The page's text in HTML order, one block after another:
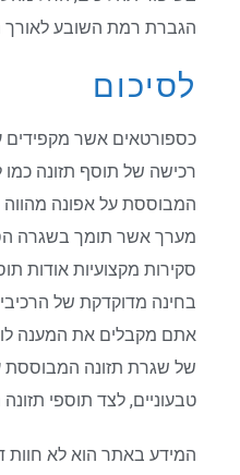
הגברת רמת השובע לאורך
לסיכום
כספורטאים אשר מקפידים על
רכישה של תוסף תזונה כמו
המבוססת על אפונה מהווה
מערך אשר תומך בשגרה
סקירות מקצועיות אודות
בחינה מדוקדקת של
אתם מקבלים את המענה לו
של שגרת תזונה המבוססת
טבעוניים, לצד תוספי
המידע באתר הוא לא חוות